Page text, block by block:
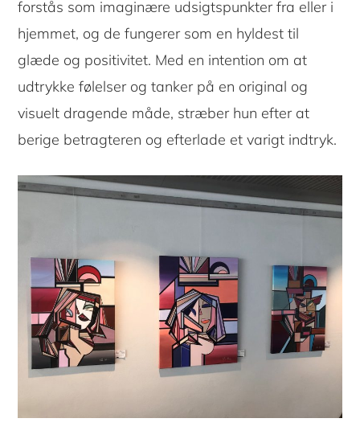
forstås som imaginære udsigtspunkter fra eller i
hjemmet, og de fungerer som en hyldest til
glæde og positivitet. Med en intention om at
udtrykke følelser og tanker på en original og
visuelt dragende måde, stræber hun efter at
berige betragteren og efterlade et varigt indtryk.